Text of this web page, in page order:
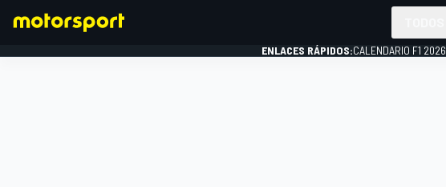
ENLACES RÁPIDOS:CALENDARIO F1 2026